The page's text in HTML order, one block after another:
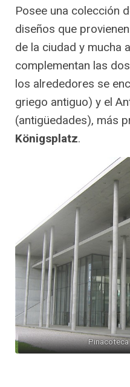
Posee una colección
diseños que
de la ciudad y mucha
complementan las
los alrededores se
griego antiguo) y el
(antigüedades), más
Königsplatz.